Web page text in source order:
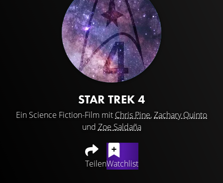
STAR TREK 4
Ein Science Fiction-Film mit Chris Pine,Zachary Quinto
und Zoe Saldaña
TeilenWatchlist